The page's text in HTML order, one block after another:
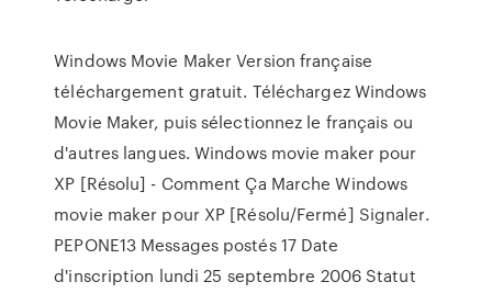
Windows Movie Maker Version française
téléchargement gratuit. Téléchargez Windows
Movie Maker, puis sélectionnez le français ou
d'autres langues. Windows movie maker pour
XP [Résolu] - Comment Ça Marche Windows
movie maker pour XP [Résolu/Fermé] Signaler.
PEPONE13 Messages postés 17 Date
d'inscription lundi 25 septembre 2006 Statut